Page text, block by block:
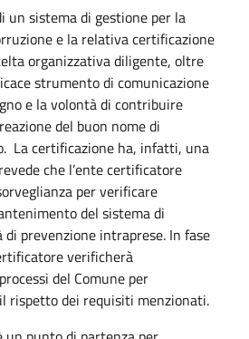
un sistema di gestione per la
e la relativa certificazione
organizzativa diligente, oltre
strumento di comunicazione
e la volontà di contribuire
del buon nome di
La certificazione ha, infatti, una
che l’ente certificatore
per verificare
del sistema di
prevenzione intraprese. In fase
verificherà
del Comune per
rispetto dei requisiti menzionati.